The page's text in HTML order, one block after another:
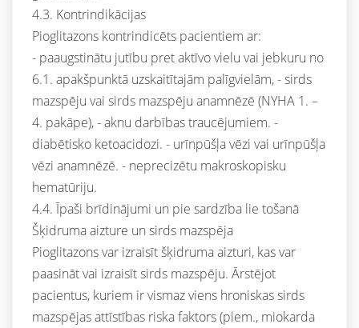
4.3. Kontrindikācijas
Pioglitazons kontrindicēts pacientiem ar:
- paaugstinātu jutību pret aktīvo vielu vai jebkuru no
6.1. apakšpunktā uzskaitītajām palīgvielām, - sirds
mazspēju vai sirds mazspēju anamnēzē (NYHA 1. –
4. pakāpe), - aknu darbības traucējumiem. -
diabētisko ketoacidozi. - urīnpūšļa vēzi vai urīnpūšļa
vēzi anamnēzē. - neprecizētu makroskopisku
hematūriju.
4.4. Īpaši brīdinājumi un pie sardzība lie tošanā
Šķidruma aizture un sirds mazspēja
Pioglitazons var izraisīt šķidruma aizturi, kas var
paasināt vai izraisīt sirds mazspēju. Ārstējot
pacientus, kuriem ir vismaz viens hroniskas sirds
mazspējas attīstības riska faktors (piem., miokarda